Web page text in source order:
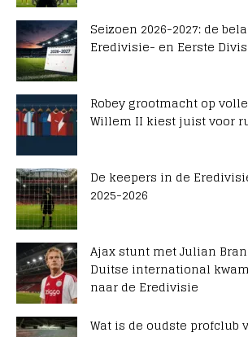
Seizoen 2026-2027: de
Eredivisie- en Eerste
Robey grootmacht op
Willem II kiest juist voor
De keepers in de
2025-2026
Ajax stunt met Julian
Duitse international
naar de Eredivisie
Wat is de oudste profclub